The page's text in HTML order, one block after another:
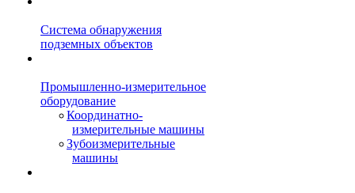
Система обнаружения
подземных объектов
Промышленно-измерительное
оборудование
Координатно-
измерительные машины
Зубоизмерительные
машины